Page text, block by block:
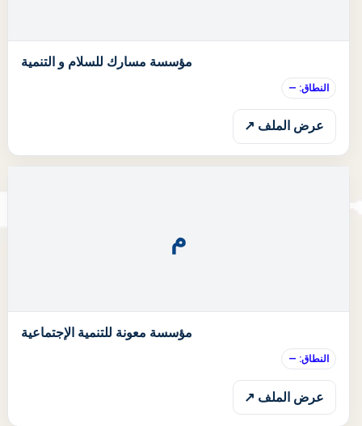
مؤسسة مسارك للسلام و التنمية
النطاق: —
عرض الملف ↗
م
مؤسسة معونة للتنمية الإجتماعية
النطاق: —
عرض الملف ↗